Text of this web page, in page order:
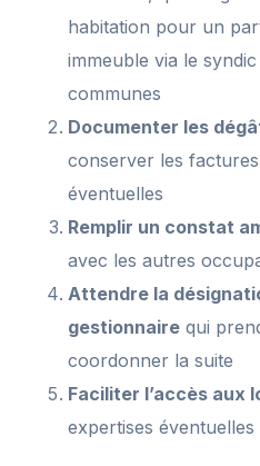
habitation pour un
immeuble via le
communes
Documenter les
conserver les
éventuelles
Remplir un constat
avec les autres
Attendre la
gestionnaire qui
coordonner la suite
Faciliter l’accès aux
expertises éventuelles